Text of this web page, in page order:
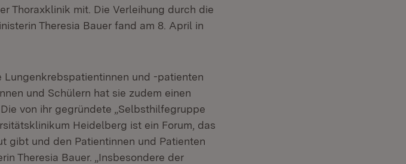
Thoraxklinik mit. Die Verleihung durch die
Theresia Bauer fand am 8. April in
Lungenkrebspatientinnen und -patienten
und Schülern hat sie zudem einen
von ihr gegründete „Selbsthilfegruppe
Heidelberg ist ein Forum, das
gibt und den Patientinnen und Patienten
Theresia Bauer. „Insbesondere der